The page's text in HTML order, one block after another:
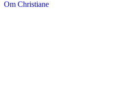
Om Christiane